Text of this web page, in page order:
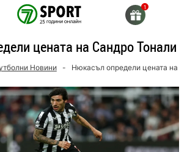
цената на Сандро Тонали
Новини - Нюкасъл определи цената на